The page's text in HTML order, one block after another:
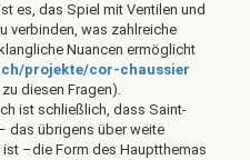
es, das Spiel mit Ventilen und
verbinden, was zahlreiche
Nuancen ermöglicht
projekte/cor-chaussier
diesen Fragen).
ist schließlich, dass Saint-
das übrigens über weite
–die Form des Hauptthemas